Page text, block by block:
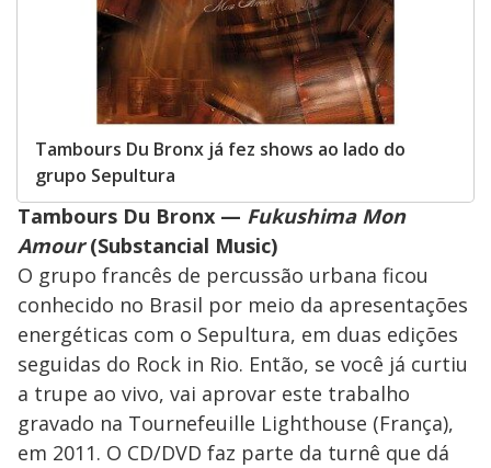
Tambours Du Bronx já fez shows ao lado do
grupo Sepultura
Tambours Du Bronx — Fukushima Mon
Amour(Substancial Music)
O grupo francês de percussão urbana ficou
conhecido no Brasil por meio da apresentações
energéticas com o Sepultura, em duas edições
seguidas do Rock in Rio. Então, se você já curtiu
a trupe ao vivo, vai aprovar este trabalho
gravado na Tournefeuille Lighthouse (França),
em 2011. O CD/DVD faz parte da turnê que dá